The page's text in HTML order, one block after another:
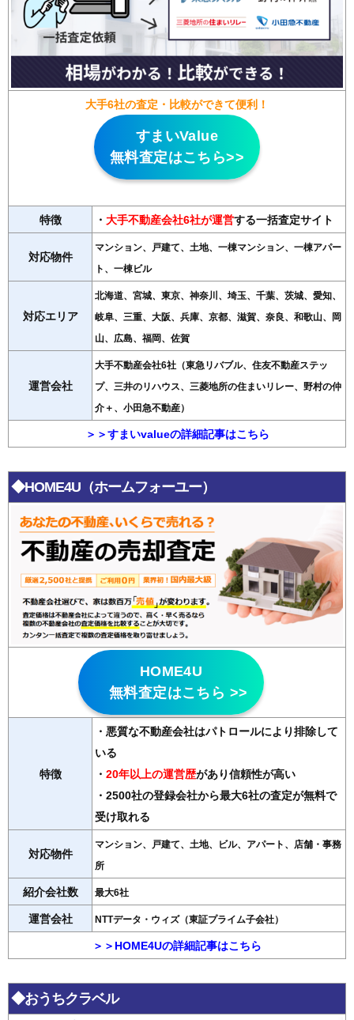
大手6社の査定・比較ができて便利！
すまいValue
無料査定はこちら>>
特徴 ・ 大手不動産会社6社が運営する一括査定サイト
対応物件
マンション、戸建て、土地、一棟マンション、一棟アパー
ト、一棟ビル
対応エリア
北海道、宮城、東京、神奈川、埼玉、千葉、茨城、愛知、
岐阜、三重、大阪、兵庫、京都、滋賀、奈良、和歌山、岡
山、広島、福岡、佐賀
運営会社
大手不動産会社6社（東急リバブル、住友不動産ステッ
プ、三井のリハウス、三菱地所の住まいリレー、野村の仲
介＋、小田急不動産）
＞＞すまいvalueの詳細記事はこちら
◆HOME4U（ホームフォーユー）
HOME4U
無料査定はこちら >>
特徴
・悪質な不動産会社はパトロールにより排除して
いる
・ 20年以上の運営歴があり信頼性が高い
・2500社の登録会社から最大6社の査定が無料で
受け取れる
対応物件
マンション、戸建て、土地、ビル、アパート、店舗・事務
所
紹介会社数 最大6社
運営会社 NTTデータ・ウィズ（東証プライム子会社）
＞＞HOME4Uの詳細記事はこちら
◆おうちクラベル